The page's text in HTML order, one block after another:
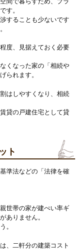
す。
することも少ないです
度、見据えておく必要
くなった家の「相続や
られます。
はしやすくなり、相続
貸の戸建住宅として貸
ト
準法などの「法律を確
世帯の家が建ぺい率ギ
ありません。
。
、二軒分の建築コスト